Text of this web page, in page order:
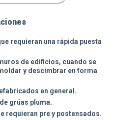
requieran una rápida puesta
de edificios, cuando se
y descimbrar en forma
en general.
grúas pluma.
requieran pre y postensados.